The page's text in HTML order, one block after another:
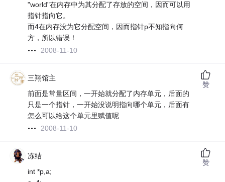
"world"在内存中为其分配了存放的空间，因而可以用
指针指向它。
而4在内存没为它分配空间，因而指针p不知指向何
方，所以错误！
2008-11-10
三翔馆主
前面是常量区间，一开始就分配了内存单元，后面的
只是一个指针，一开始没说明指向哪个单元，后面有
怎么可以给这个单元里赋值呢
2008-11-10
赞
冻结
int *p,a;
赞